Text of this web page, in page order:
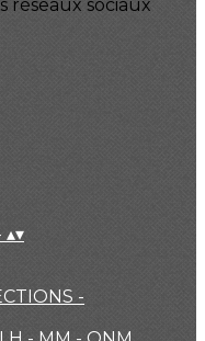
réseaux sociaux
▴▾
-